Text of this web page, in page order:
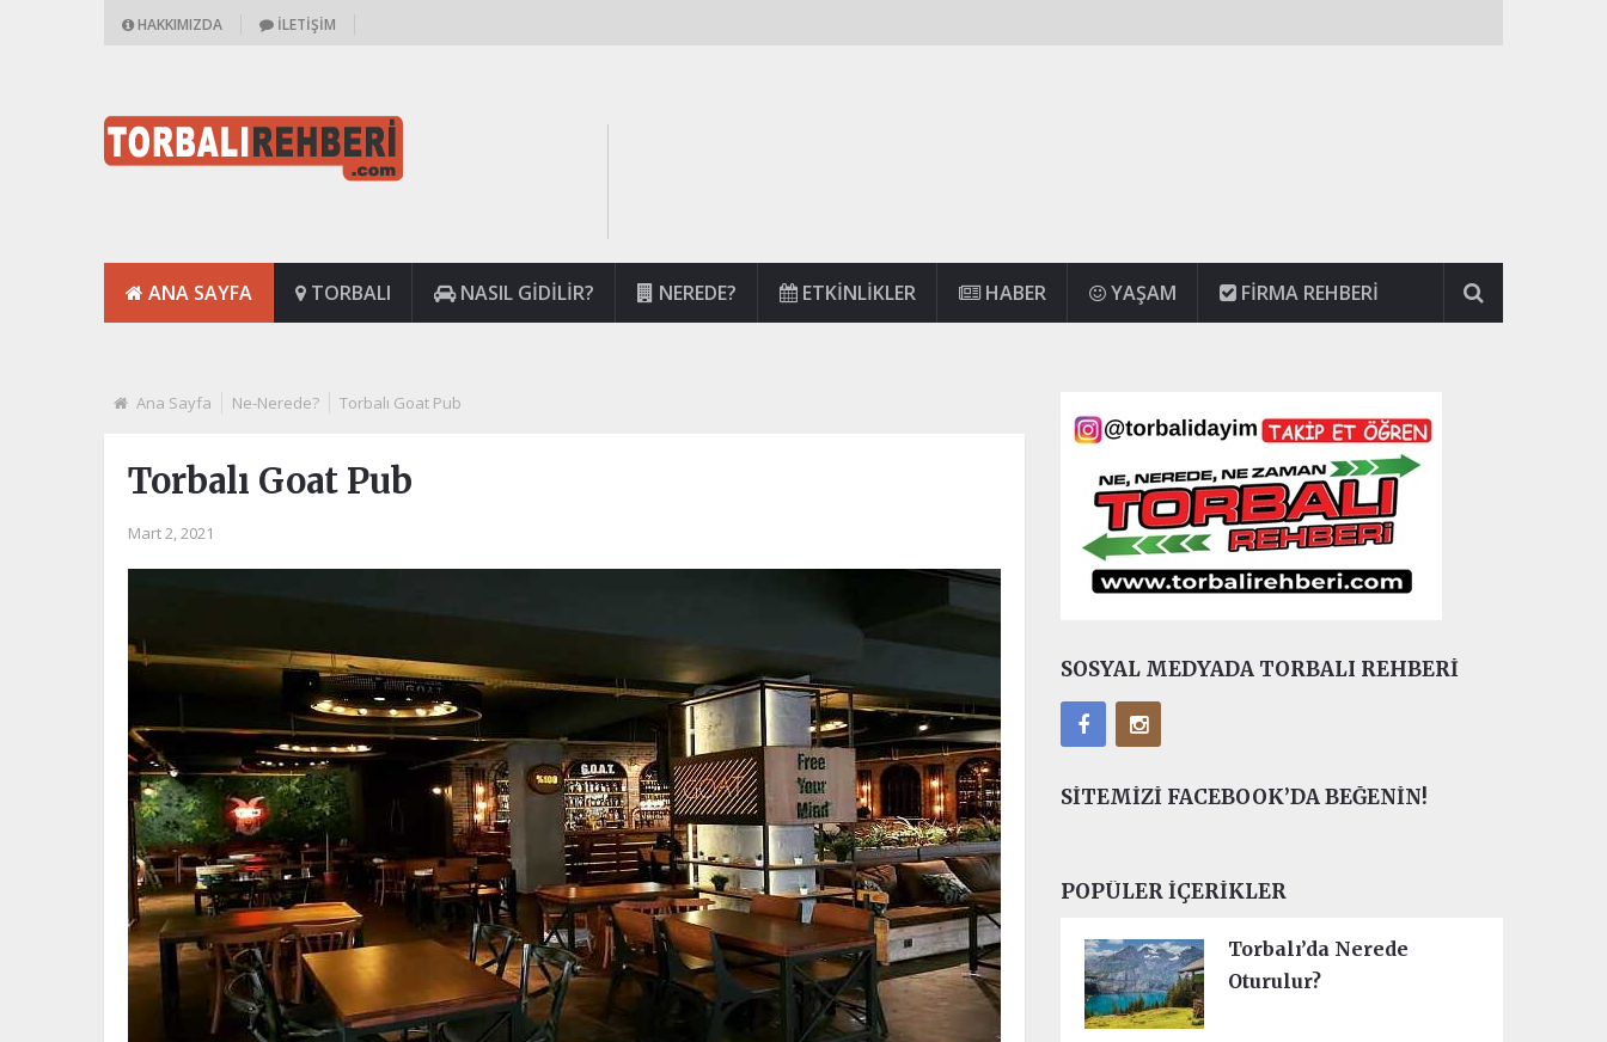
HAKKIMIZDA İLETIŞIM
ANA SAYFA TORBALI NASIL GIDILIR? NEREDE? ETKINLIKLER HABER YAŞAM FIRMA REHBERI
Ana Sayfa Ne-Nerede? Torbalı Goat Pub
Torbalı Goat Pub
Mart 2, 2021
SOSYAL MEDYADA TORBALI REHBERI
SITEMIZI FACEBOOK’DA BEĞENIN!
POPÜLER İÇERIKLER
Torbalı’da Nerede
Oturulur?